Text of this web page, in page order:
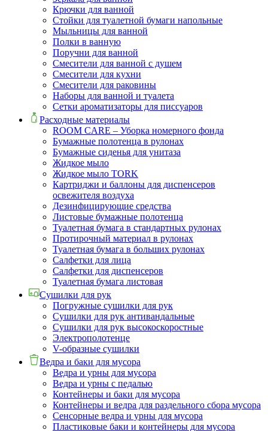
Крючки для ванной
Стойки для туалетной бумаги напольные
Мыльницы для ванной
Полки в ванную
Поручни для ванной
Смесители для ванной с душем
Смесители для кухни
Смесители для раковины
Наборы для ванной и туалета
Сетки ароматизаторы для писсуаров
Расходные материалы
ROOM CARE – Уборка номерного фонда
Бумажные полотенца в рулонах
Бумажные сиденья для унитаза
Жидкое мыло
Жидкое мыло TORK
Картриджи и баллоны для диспенсеров
освежителя воздуха
Дезинфицирующие средства
Листовые бумажные полотенца
Туалетная бумага в стандартных рулонах
Протирочный материал в рулонах
Туалетная бумага в больших рулонах
Салфетки для лица
Салфетки для диспенсеров
Туалетная бумага листовая
Сушилки для рук
Погружные сушилки для рук
Сушилки для рук антивандальные
Сушилки для рук высокоскоростные
Электрополотенце
V-образные сушилки
Ведра и баки для мусора
Ведра и урны для мусора
Ведра и урны с педалью
Контейнеры и баки для мусора
Контейнеры и ведра для раздельного сбора мусора
Сенсорные ведра и урны для мусора
Пластиковые баки и контейнеры для мусора